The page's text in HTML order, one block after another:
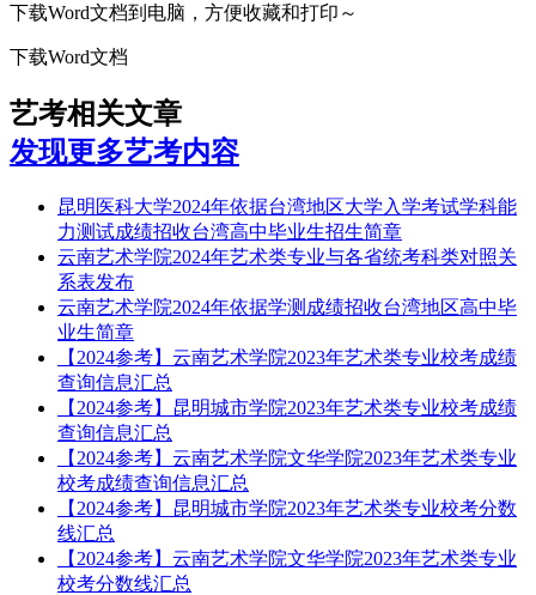
下载Word文档到电脑，方便收藏和打印～
下载Word文档
艺考相关文章
发现更多艺考内容
昆明医科大学2024年依据台湾地区大学入学考试学科能
力测试成绩招收台湾高中毕业生招生简章
云南艺术学院2024年艺术类专业与各省统考科类对照关
系表发布
云南艺术学院2024年依据学测成绩招收台湾地区高中毕
业生简章
【2024参考】云南艺术学院2023年艺术类专业校考成绩
查询信息汇总
【2024参考】昆明城市学院2023年艺术类专业校考成绩
查询信息汇总
【2024参考】云南艺术学院文华学院2023年艺术类专业
校考成绩查询信息汇总
【2024参考】昆明城市学院2023年艺术类专业校考分数
线汇总
【2024参考】云南艺术学院文华学院2023年艺术类专业
校考分数线汇总